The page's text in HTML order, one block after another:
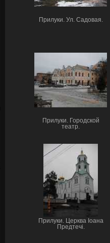
Прилуки. Ул. Садовая.
Прилуки. Городской
театр.
Прилуки. Церква Іоана
Предтечі.